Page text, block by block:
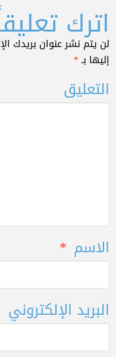
اترك
لن يتم نشر عنوان بريدك
إليها بـ*
التعليق
الاسم *
البريد الإلكتروني